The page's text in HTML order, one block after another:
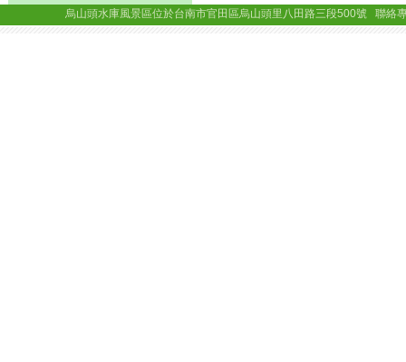
烏山頭水庫風景區位於台南市官田區烏山頭里八田路三段500號 聯